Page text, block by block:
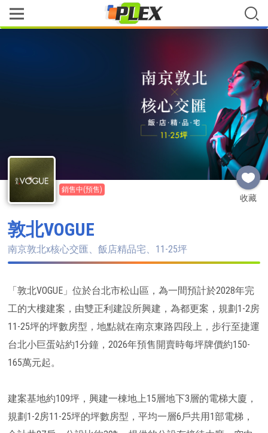
收藏
銷售中(預售)
敦北VOGUE
南京敦北x核心交匯、飯店精品宅、11-25坪
「敦北VOGUE」位於台北市松山區，為一間預計於2028年完
工的大樓建案，由雙正利建設所興建，為都更案，規劃1-2房
11-25坪的坪數房型，地點就在南京東路四段上，步行至捷運
台北小巨蛋站約1分鐘，2026年預售開賣時每坪牌價約150-
165萬元起。
建案基地約109坪，興建一棟地上15層地下3層的電梯大廈，
規劃1-2房11-25坪的坪數房型，平均一層6戶共用1部電梯，